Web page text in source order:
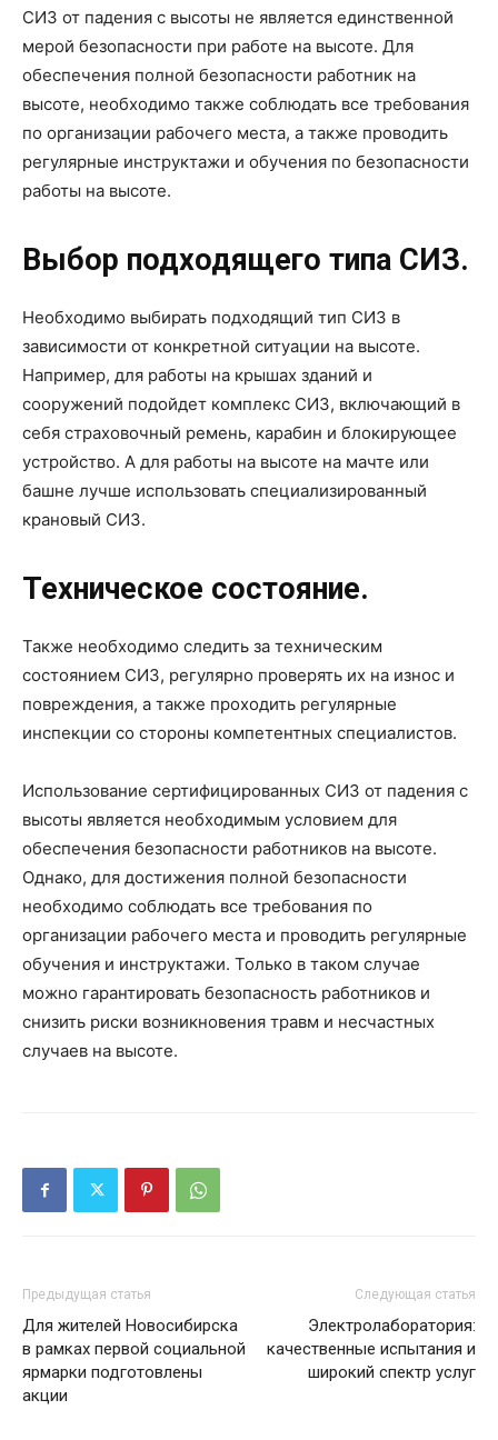
СИЗ от падения с высоты не является единственной
мерой безопасности при работе на высоте. Для
обеспечения полной безопасности работник на
высоте, необходимо также соблюдать все требования
по организации рабочего места, а также проводить
регулярные инструктажи и обучения по безопасности
работы на высоте.
Выбор подходящего типа СИЗ.
Необходимо выбирать подходящий тип СИЗ в
зависимости от конкретной ситуации на высоте.
Например, для работы на крышах зданий и
сооружений подойдет комплекс СИЗ, включающий в
себя страховочный ремень, карабин и блокирующее
устройство. А для работы на высоте на мачте или
башне лучше использовать специализированный
крановый СИЗ.
Техническое состояние.
Также необходимо следить за техническим
состоянием СИЗ, регулярно проверять их на износ и
повреждения, а также проходить регулярные
инспекции со стороны компетентных специалистов.
Использование сертифицированных СИЗ от падения с
высоты является необходимым условием для
обеспечения безопасности работников на высоте.
Однако, для достижения полной безопасности
необходимо соблюдать все требования по
организации рабочего места и проводить регулярные
обучения и инструктажи. Только в таком случае
можно гарантировать безопасность работников и
снизить риски возникновения травм и несчастных
случаев на высоте.
Предыдущая статья
Для жителей Новосибирска
в рамках первой социальной
ярмарки подготовлены
акции
Следующая статья
Электролаборатория:
качественные испытания и
широкий спектр услуг